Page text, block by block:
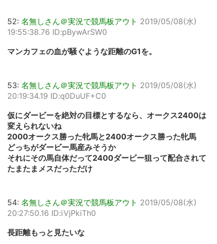
52: 名無しさん＠実況で競馬板アウト 2019/05/08(水)
19:55:38.76 ID:pBywArSW0
マンカフェの血が騒ぐような距離のG1を。
53: 名無しさん＠実況で競馬板アウト 2019/05/08(水)
20:19:34.19 ID:q0DuUF+C0
仮にダービーを絶対の目標とするなら、オークス2400は
変えられないね
2000オークス勝った牝馬と2400オークス勝った牝馬
どっちがダービー馬産みそうか
それにその馬自体だって2400ダービー狙って配合されて
たまたまメスだっただけ
54: 名無しさん＠実況で競馬板アウト 2019/05/08(水)
20:27:50.16 ID:iVjPkiTh0
長距離もっと見たいな